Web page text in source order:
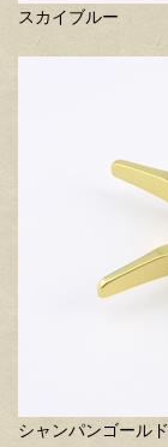
スカイブルー
シャンパンゴールド